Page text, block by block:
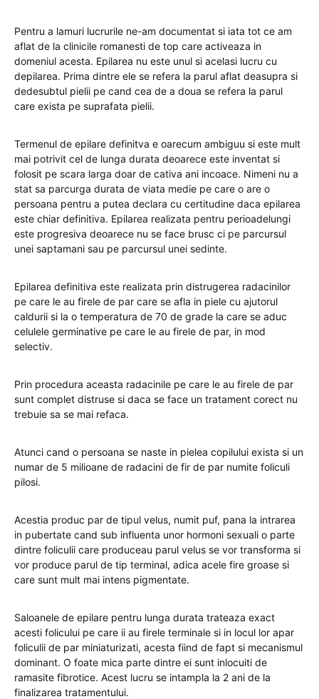
Pentru a lamuri lucrurile ne-am documentat si iata tot ce am
aflat de la clinicile romanesti de top care activeaza in
domeniul acesta. Epilarea nu este unul si acelasi lucru cu
depilarea. Prima dintre ele se refera la parul aflat deasupra si
dedesubtul pielii pe cand cea de a doua se refera la parul
care exista pe suprafata pielii.
Termenul de epilare definitva e oarecum ambiguu si este mult
mai potrivit cel de lunga durata deoarece este inventat si
folosit pe scara larga doar de cativa ani incoace. Nimeni nu a
stat sa parcurga durata de viata medie pe care o are o
persoana pentru a putea declara cu certitudine daca epilarea
este chiar definitiva. Epilarea realizata pentru perioadelungi
este progresiva deoarece nu se face brusc ci pe parcursul
unei saptamani sau pe parcursul unei sedinte.
Epilarea definitiva este realizata prin distrugerea radacinilor
pe care le au firele de par care se afla in piele cu ajutorul
caldurii si la o temperatura de 70 de grade la care se aduc
celulele germinative pe care le au firele de par, in mod
selectiv.
Prin procedura aceasta radacinile pe care le au firele de par
sunt complet distruse si daca se face un tratament corect nu
trebuie sa se mai refaca.
Atunci cand o persoana se naste in pielea copilului exista si un
numar de 5 milioane de radacini de fir de par numite foliculi
pilosi.
Acestia produc par de tipul velus, numit puf, pana la intrarea
in pubertate cand sub influenta unor hormoni sexuali o parte
dintre foliculii care produceau parul velus se vor transforma si
vor produce parul de tip terminal, adica acele fire groase si
care sunt mult mai intens pigmentate.
Saloanele de epilare pentru lunga durata trateaza exact
acesti folicului pe care ii au firele terminale si in locul lor apar
foliculii de par miniaturizati, acesta fiind de fapt si mecanismul
dominant. O foate mica parte dintre ei sunt inlocuiti de
ramasite fibrotice. Acest lucru se intampla la 2 ani de la
finalizarea tratamentului.